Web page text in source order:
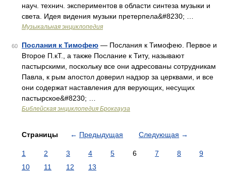
науч. технич. экспериментов в области синтеза музыки и
света. Идея видения музыки претерпела&#8230; …
Музыкальная энциклопедия
60 Послания к Тимофею — Послания к Тимофею. Первое и
Второе П.кТ., а также Послание к Титу, называют
пастырскими, поскольку все они адресованы сотрудникам
Павла, к рым апостол доверил надзор за церквами, и все
они содержат наставления для верующих, несущих
пастырское&#8230; …
Библейская энциклопедия Брокгауза
Страницы ← Предыдущая Следующая →
1 2 3 4 5 6 7 8
9
10
11 12 13